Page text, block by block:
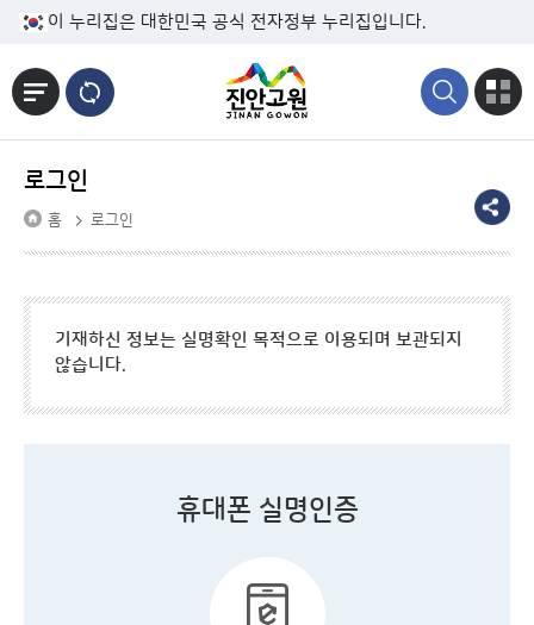
본문바로가기
이 누리집은 대한민국 공식 전자정부 누리집입니다.
로그인
홈 로그인
기재하신 정보는 실명확인 목적으로 이용되며 보관되지
않습니다.
휴대폰 실명인증